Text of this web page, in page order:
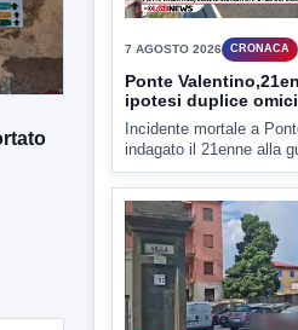
ipotesi duplice
Incidente mortale a
indagato il 21enne alla
7 AGOSTO 2026 CRONACA